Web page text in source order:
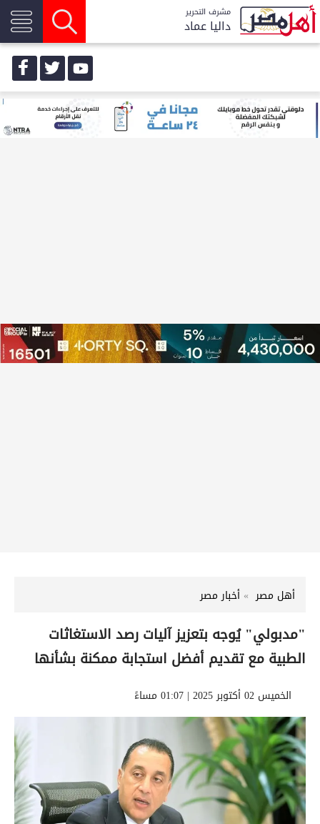
مشرف التحرير
داليا عماد
أهل مصر أخبار مصر
"مدبولي" يُوجه بتعزيز آليات رصد الاستغاثات
الطبية مع تقديم أفضل استجابة ممكنة بشأنها
الخميس 02 أكتوبر 2025 | 01:07 مساءً